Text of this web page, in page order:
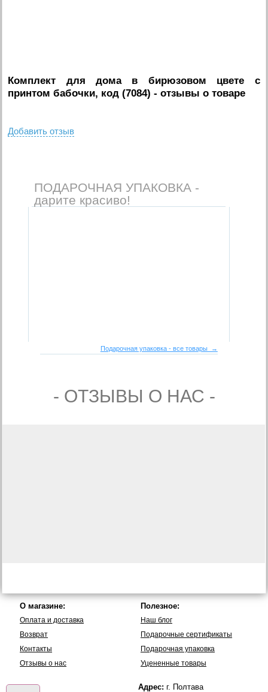
Комплект для дома в бирюзовом цвете с
принтом бабочки, код (7084) - отзывы о товаре
Добавить отзыв
ПОДАРОЧНАЯ УПАКОВКА -
дарите красиво!
Подарочная упаковка - все товары →
- ОТЗЫВЫ О НАС -
О магазине:
Оплата и доставка
Возврат
Контакты
Отзывы о нас
Полезное:
Наш блог
Подарочные сертификаты
Подарочная упаковка
Уцененные товары
Адрес: г. Полтава